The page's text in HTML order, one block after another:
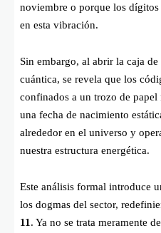
noviembre o porque los
en esta vibración.
Sin embargo, al abrir la caja
cuántica, se revela que los
confinados a un trozo de
una fecha de nacimiento
alrededor en el universo y
nuestra estructura energética.
Este análisis formal introduce
los dogmas del sector,
11 . Ya no se trata meramente